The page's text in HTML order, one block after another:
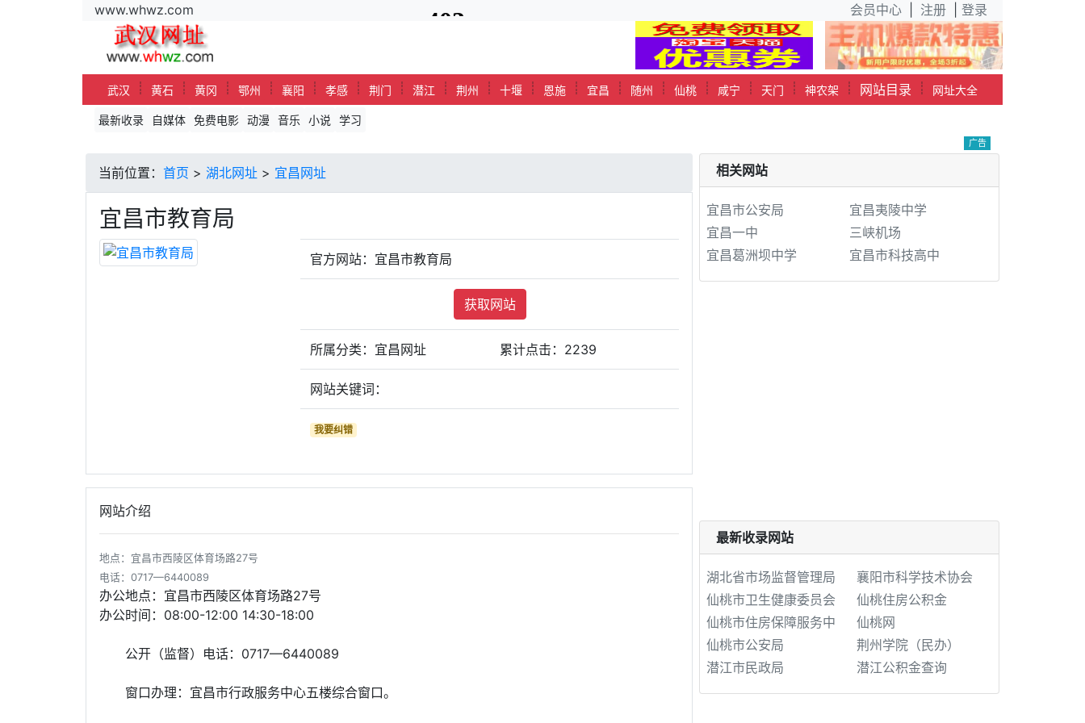
www.whwz.com 会员中心 注册 登录
武汉 ┊ 黄石 ┊ 黄冈 ┊ 鄂州 ┊ 襄阳 ┊ 孝感 ┊ 荆门 ┊ 潜江 ┊ 荆州 ┊ 十堰 ┊ 恩施 ┊ 宜昌 ┊ 随州 ┊ 仙桃 ┊ 咸宁 ┊ 天门 ┊ 神农架 ┊ 网站目录 ┊ 网址大全
最新收录 自媒体 免费电影 动漫 音乐 小说 学习
广告
当前位置： 首页 > 湖北网址 > 宜昌网址
宜昌市教育局
官方网站：宜昌市教育局
获取网站
所属分类：宜昌网址 累计点击： 2239
网站关键词：
我要纠错
网站介绍
地点：宜昌市西陵区体育场路27号
电话：0717—6440089
办公地点：宜昌市西陵区体育场路27号
办公时间：08:00-12:00 14:30-18:00
公开（监督）电话：0717—6440089
窗口办理：宜昌市行政服务中心五楼综合窗口。
相关网站
宜昌市公安局
宜昌夷陵中学
宜昌一中
三峡机场
宜昌葛洲坝中学
宜昌市科技高中
最新收录网站
湖北省市场监督管理局
襄阳市科学技术协会
仙桃市卫生健康委员会
仙桃住房公积金
仙桃市住房保障服务中
仙桃网
仙桃市公安局
荆州学院（民办）
潜江市民政局
潜江公积金查询